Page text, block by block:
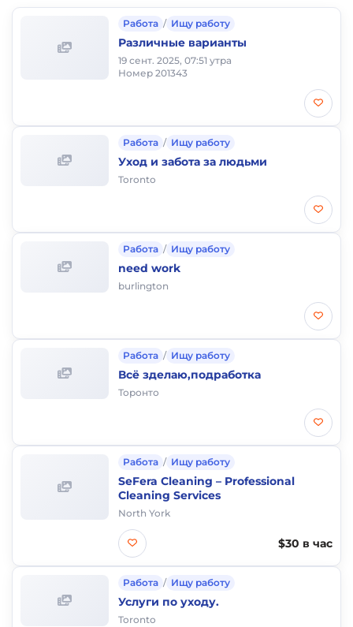
Работа / Ищу работу
Различные варианты
19 сент. 2025, 07:51 утра
Номер 201343
Работа / Ищу работу
Уход и забота за людьми
Toronto
Работа / Ищу работу
need work
burlington
Работа / Ищу работу
Всё зделаю,подработка
Торонто
Работа / Ищу работу
SeFera Cleaning – Professional
Cleaning Services
North York
$30 в час
Работа / Ищу работу
Услуги по уходу.
Toronto